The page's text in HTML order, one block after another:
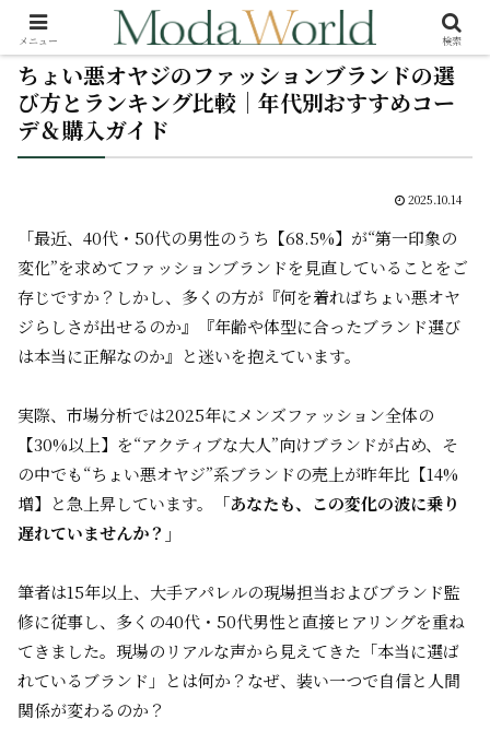
ちょい悪オヤジのファッションブランドの選
び方とランキング比較｜年代別おすすめコー
デ＆購入ガイド
2025.10.14
「最近、40代・50代の男性のうち【68.5%】が“第一印象の
変化”を求めてファッションブランドを見直していることをご
存じですか？しかし、多くの方が『何を着ればちょい悪オヤ
ジらしさが出せるのか』『年齢や体型に合ったブランド選び
は本当に正解なのか』と迷いを抱えています。
実際、市場分析では2025年にメンズファッション全体の
【30%以上】を“アクティブな大人”向けブランドが占め、そ
の中でも“ちょい悪オヤジ”系ブランドの売上が昨年比【14%
増】と急上昇しています。
「あなたも、この変化の波に乗り
遅れていませんか？」
筆者は15年以上、大手アパレルの現場担当およびブランド監
修に従事し、多くの40代・50代男性と直接ヒアリングを重ね
てきました。現場のリアルな声から見えてきた「本当に選ば
れているブランド」とは何か？なぜ、装い一つで自信と人間
関係が変わるのか？
メニュー 検索